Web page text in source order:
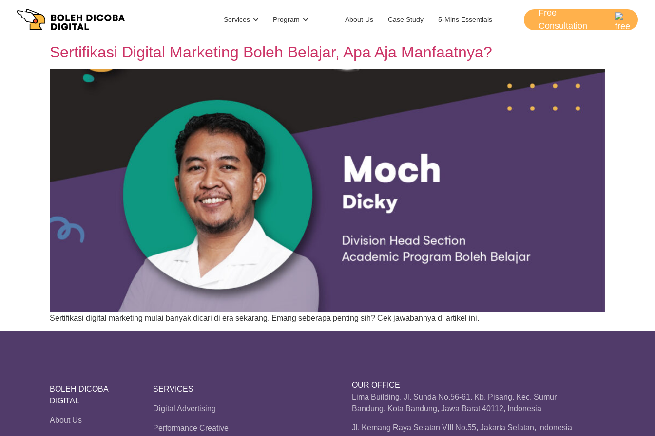
Services Program About Us Case Study 5-Mins Essentials
Free
Consultation
Sertifikasi Digital Marketing Boleh Belajar, Apa Aja Manfaatnya?
Sertifikasi digital marketing mulai banyak dicari di era sekarang. Emang seberapa penting sih? Cek jawabannya di artikel ini.
BOLEH DICOBA
DIGITAL
About Us
SERVICES
Digital Advertising
Performance Creative
OUR OFFICE
Lima Building, Jl. Sunda No.56-61, Kb. Pisang, Kec. Sumur
Bandung, Kota Bandung, Jawa Barat 40112, Indonesia
Jl. Kemang Raya Selatan VIII No.55, Jakarta Selatan, Indonesia